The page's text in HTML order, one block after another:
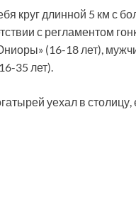
круг длинной 5 км с
с регламентом
(16-18 лет),
35 лет).
уехал в